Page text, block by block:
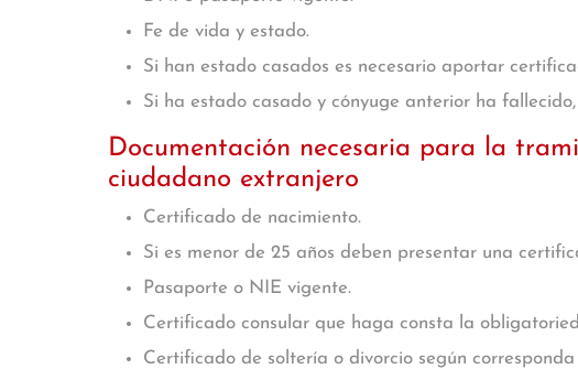
Fe de vida y estado.
Si han estado casados es necesario aportar
Si ha estado casado y cónyuge anterior ha
Documentación necesaria para la
ciudadano extranjero
Certificado de nacimiento.
Si es menor de 25 años deben presentar una
Pasaporte o NIE vigente.
Certificado consular que haga consta la
Certificado de soltería o divorcio según